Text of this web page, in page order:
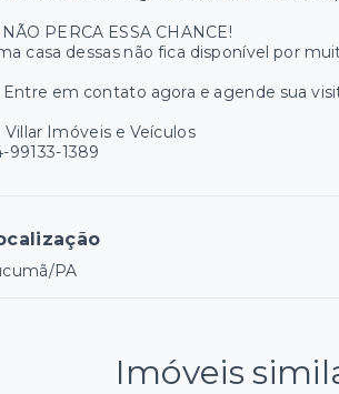
PERCA ESSA CHANCE!
casa dessas não fica disponível por
Entre em contato agora e agende sua
Villar Imóveis e Veículos
99133-1389
PA
Imóveis